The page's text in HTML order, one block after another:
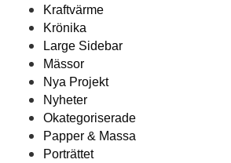
Kraftvärme
Krönika
Large Sidebar
Mässor
Nya Projekt
Nyheter
Okategoriserade
Papper & Massa
Porträttet